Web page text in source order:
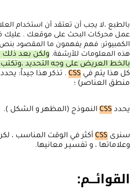
عمل محركات البحث على موقعك . عليك
الكمبيوتر: فهم يفهمون ما المقصود
هذه المعلومات للأرشفة. ولكن بعد ذلك
بالخط العريض على وجه التحديد ،وتكتب
كل هذا يتم في CSS . تذكر هذا جيداً: يحدد
منطق العناصر) ؛
يحدد CSS النموذج (المظهر و الشكل ).
سنرى CSS
وعلاماتها ، و تفسيـر معانيها.
القوائـــم: